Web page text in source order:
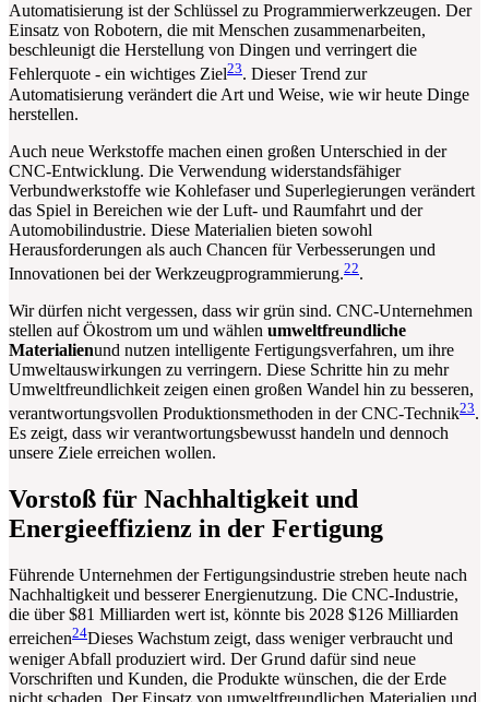
Automatisierung ist der Schlüssel zu Programmierwerkzeugen. Der
Einsatz von Robotern, die mit Menschen zusammenarbeiten,
beschleunigt die Herstellung von Dingen und verringert die
Fehlerquote - ein wichtiges Ziel23. Dieser Trend zur
Automatisierung verändert die Art und Weise, wie wir heute Dinge
herstellen.
Auch neue Werkstoffe machen einen großen Unterschied in der
CNC-Entwicklung. Die Verwendung widerstandsfähiger
Verbundwerkstoffe wie Kohlefaser und Superlegierungen verändert
das Spiel in Bereichen wie der Luft- und Raumfahrt und der
Automobilindustrie. Diese Materialien bieten sowohl
Herausforderungen als auch Chancen für Verbesserungen und
Innovationen bei der Werkzeugprogrammierung.22.
Wir dürfen nicht vergessen, dass wir grün sind. CNC-Unternehmen
stellen auf Ökostrom um und wählen umweltfreundliche
Materialienund nutzen intelligente Fertigungsverfahren, um ihre
Umweltauswirkungen zu verringern. Diese Schritte hin zu mehr
Umweltfreundlichkeit zeigen einen großen Wandel hin zu besseren,
verantwortungsvollen Produktionsmethoden in der CNC-Technik23.
Es zeigt, dass wir verantwortungsbewusst handeln und dennoch
unsere Ziele erreichen wollen.
Vorstoß für Nachhaltigkeit und
Energieeffizienz in der Fertigung
Führende Unternehmen der Fertigungsindustrie streben heute nach
Nachhaltigkeit und besserer Energienutzung. Die CNC-Industrie,
die über $81 Milliarden wert ist, könnte bis 2028 $126 Milliarden
erreichen24Dieses Wachstum zeigt, dass weniger verbraucht und
weniger Abfall produziert wird. Der Grund dafür sind neue
Vorschriften und Kunden, die Produkte wünschen, die der Erde
nicht schaden. Der Einsatz von umweltfreundlichen Materialien und